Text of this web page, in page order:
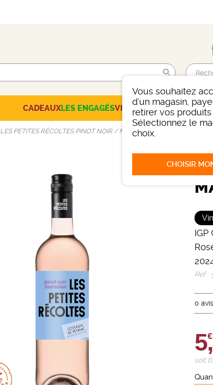
Vous souhaitez
d'un magasin,
retirer vos produits
Sélectionnez le
choix.
CHOISIR
CADEAUXLES ENGAGÉSVINSCHAMPAGNES
LES PETITES RÉCOLTES PINOT NOIR / MARSELAN ROSÉ
Vin
IGP
Ref :
0 avis
5,
€
soit